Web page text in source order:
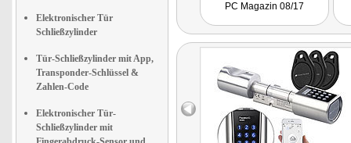
Elektronischer Tür
Schließzylinder
Tür-Schließzylinder mit App,
Transponder-Schlüssel &
Zahlen-Code
Elektronischer Tür-
Schließzylinder mit
VisorTech Schließzylinder
eine praktische und sichere
PC Magazin 08/17